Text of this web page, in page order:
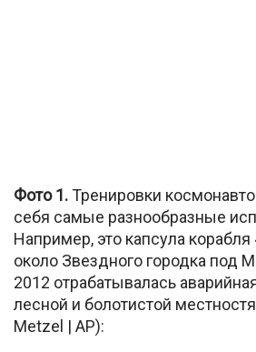
Фото 1.Тренировки
себя самые разнообразные
Например, это капсула
около Звездного городка под
2012 отрабатывалась
лесной и болотистой
Metzel | AP):